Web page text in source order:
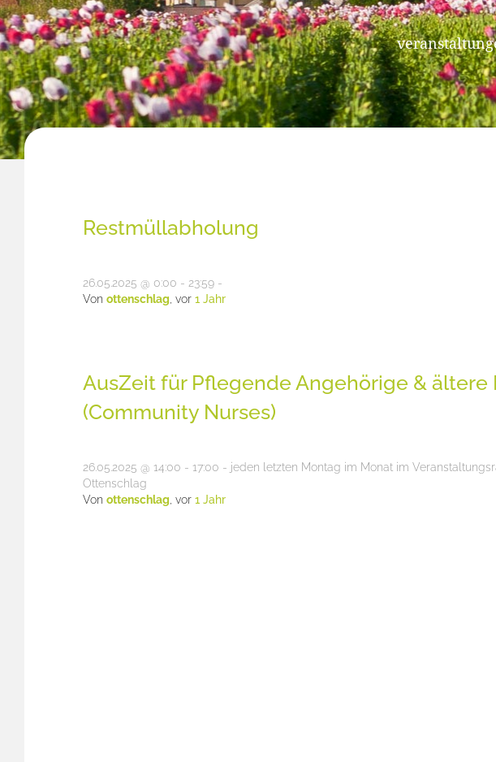
Restmüllabholung
26.05.2025 @ 0:00 - 23:59 -
Von ottenschlag , vor 1 Jahr
AusZeit für Pflegende Angehörige & ältere
(Community Nurses)
26.05.2025 @ 14:00 - 17:00 - jeden letzten Montag im Monat im
Ottenschlag
Von ottenschlag , vor 1 Jahr